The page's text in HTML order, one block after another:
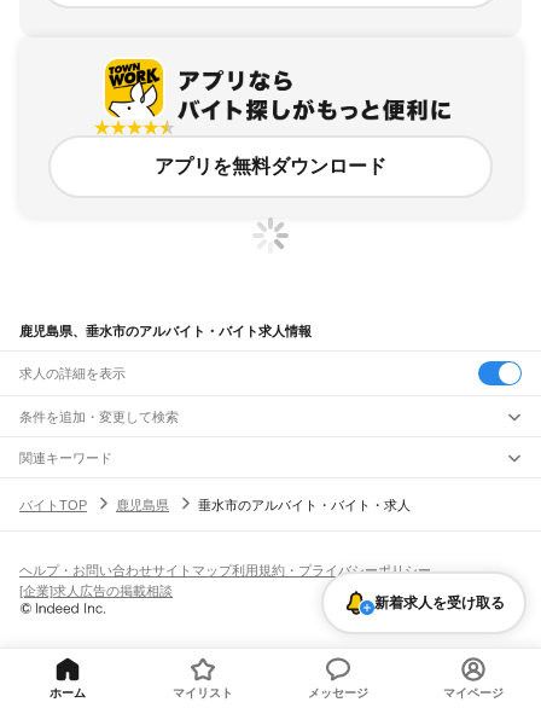
アプリを無料ダウンロード
鹿児島県、垂水市のアルバイト・バイト求人情報
求人の詳細を表示
条件を追加・変更して検索
市区町村を追加・変更
鹿児島県
すべて
伊佐市姶良市鹿児島郡 薩摩郡出水郡姶良郡曽於郡肝属郡 熊毛郡
駅を追加・変更
川内駅 隈之城駅 木場茶屋駅 串木野駅神村学園前駅 市来駅 湯之元駅
伊集院駅 薩摩松元駅 上伊集院駅 鹿児島中央駅
JR日豊本線(佐伯～鹿児島中央)
国分駅隼人駅加治木駅錦江駅
帖佐駅
竜ケ水駅 鹿児島中央駅
えびの高原線(八代～吉松)
飲食・フードサービス
飲食・フードサービス
ホールスタッフ
精肉・鮮魚加工給食調理
バー（BAR）・バーテンダー
営業・販売
営業・販売
特徴を追加・変更
人気
髪型・髪色自由ひげOKネイルOK
勤務期間
短期単発・1日OK
期間限定（春夏冬休み等）
正社員
契約社員
都道府県を変更
関連キーワード
兵庫県 神戸市垂水区兵庫県 神戸市 垂水区 神戸市垂水区
バイトTOP 鹿児島県 垂水市のアルバイト・バイト・求人
新着求人を受け取る
ヘルプ・お問い合わせサイトマップ利用規約・プライバシーポリシー
[企業]求人広告の掲載相談
ホーム マイリスト メッセージ マイページ